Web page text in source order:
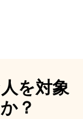
を対象
？